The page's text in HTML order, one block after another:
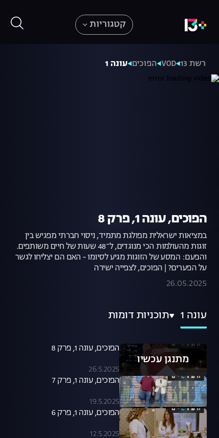
קטגוריות
רשת 13 VOD הפוכים עונה 1
הפוכים, עונה 1, פרק 8
במציאות ישראלית מפולגת מתמיד, ניסוי חברתי מפגיש בין
זוגות מהעולמות הכי מנוגדים, ל־48 שעות של חיים משותפים.
והפעם: המסע של הזוגות מגיע לסיומו - האם הם יצליחו לגשר
על הפערים? | הפוכים, לצפייה ישירה
26.05.2025
עונה 1 תוכניות דומות
מתנגן עכשיו
הפוכים, עונה 1, פרק 8
26.5.2025
הפוכים, עונה 1, פרק 7
19.5.2025
הפוכים, עונה 1, פרק 6
12.5.2025